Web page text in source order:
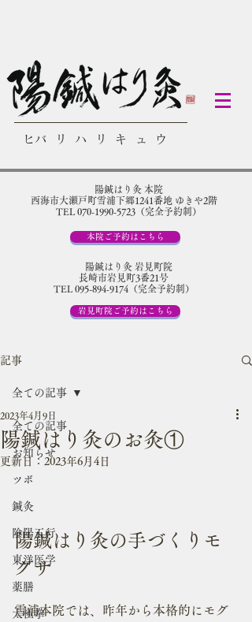
​ヒバリハリキュウ
陽鍼はり灸 本院
​西海市大瀬戸町雪浦下郷1241番地 ゆきや2階
TEL 070-1990-5723（完全予約制）
本院ご予約はこちら
陽鍼はり灸 岩見町院
​長崎市岩見町3番21号
TEL 095-894-9174（完全予約制）
岩見町院ご予約はこちら
記事
全ての記事
お知らせ
ツボ
鍼灸
陰陽五行
東洋医学
薬膳
太極拳
全ての記事
陽鍼はり灸のお灸①
2023年4月9日
更新日： 2023年6月4日
陽鍼はり灸の手づくりモ
グサ
雪浦本院では、昨年から本格的にモグ